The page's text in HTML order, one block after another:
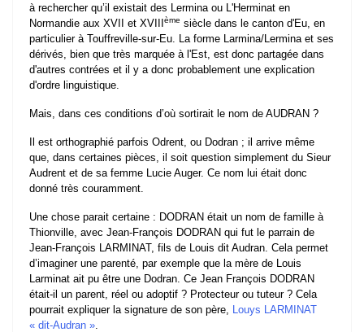
à rechercher qu’il existait des Lermina ou L'Herminat en
Normandie aux XVII et XVIII
ème siècle dans le canton d'Eu, en
particulier à Touffreville-sur-Eu. La forme Larmina/Lermina et ses
dérivés, bien que très marquée à l'Est, est donc partagée dans
d'autres contrées et il y a donc probablement une explication
d'ordre linguistique.
Mais, dans ces conditions d’où sortirait le nom de AUDRAN ?
Il est orthographié parfois Odrent, ou Dodran ; il arrive même
que, dans certaines pièces, il soit question simplement du Sieur
Audrent et de sa femme Lucie Auger. Ce nom lui était donc
donné très couramment.
Une chose parait certaine : DODRAN était un nom de famille à
Thionville, avec Jean-François DODRAN qui fut le parrain de
Jean-François LARMINAT, fils de Louis dit Audran. Cela permet
d’imaginer une parenté, par exemple que la mère de Louis
Larminat ait pu être une Dodran. Ce Jean François DODRAN
était-il un parent, réel ou adoptif ? Protecteur ou tuteur ? Cela
pourrait expliquer la signature de son père,
Louys LARMINAT
« dit-Audran »